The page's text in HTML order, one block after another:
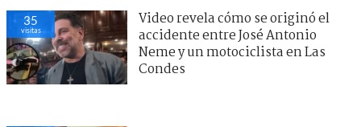
35
visitas
Video revela cómo se originó el
accidente entre José Antonio
Neme y un motociclista en Las
Condes